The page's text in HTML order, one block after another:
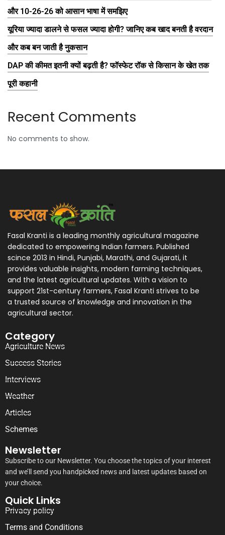
और 10-26-26 को आसान भाषा में समझिए
यूरिया ज्यादा डालने से फसल ज्यादा होगी? जानिए कब खाद बनती है वरदान
और कब बन जाती है नुकसान
DAP की कीमत इतनी क्यों बढ़ती है? फॉस्फेट रॉक से किसान के खेत तक
पूरी कहानी
Recent Comments
No comments to show.
Fasal Kranti is a leading monthly agricultural magazine
dedicated to empowering Indian farmers. Published
scince 2013 in Hindi, Punjabi, Marathi, and Gujarati, it
provides valuable insights, modern farming techniques,
and the latest agricultural updates. With a vision to
support 21st-century farmers, Fasal Kranti strives to be
a trusted source of knowledge and innovation in the
agricultural sector.
Category
Agriculture News
Success Stories
Interviews
Weather
Articles
Schemes
Newsletter
Subscribe to our Newsletter. You choose the topics of your interest
and we’ll send you handpicked news and latest updates based on
your choice.
Quick Links
Privacy policy
Terms and Conditions